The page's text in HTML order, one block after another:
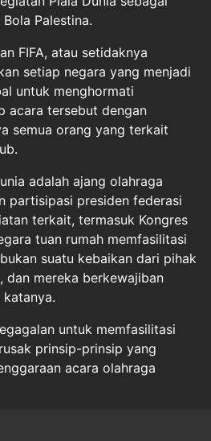
Palestina.
FIFA, atau setidaknya
setiap negara yang menjadi
untuk menghormati
acara tersebut dengan
semua orang yang terkait
adalah ajang olahraga
partisipasi presiden federasi
terkait, termasuk Kongres
tuan rumah memfasilitasi
suatu kebaikan dari pihak
dan mereka berkewajiban
katanya.
untuk memfasilitasi
prinsip-prinsip yang
acara olahraga